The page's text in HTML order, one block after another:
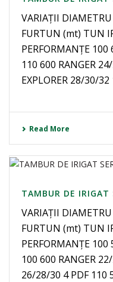
VARIAȚII
FURTUN (mt) TUN
PERFORMANȚE
110 600 RANGER
EXPLORER 28/30/
Read More
TAMBUR DE
VARIAȚII
FURTUN (mt) TUN
PERFORMANȚE
100 600 RANGER
26/28/30 4 PDF 110